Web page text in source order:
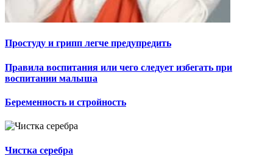
Простуду и грипп легче предупредить
Правила воспитания или чего следует избегать при
воспитании малыша
Беременность и стройность
Чистка серебра